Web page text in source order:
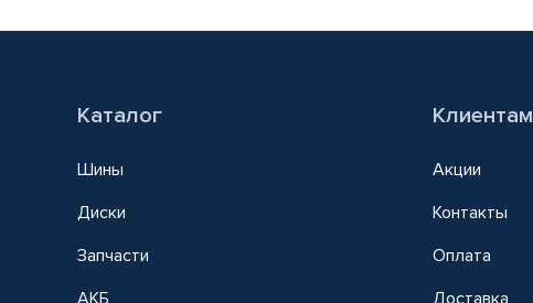
Каталог
Шины
Диски
Запчасти
АКБ
Клиентам
Акции
Контакты
Оплата
Доставка